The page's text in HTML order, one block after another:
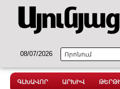
08/07/2026
ԳԼԽԱՎՈՐ ԱՐԽԻՎ